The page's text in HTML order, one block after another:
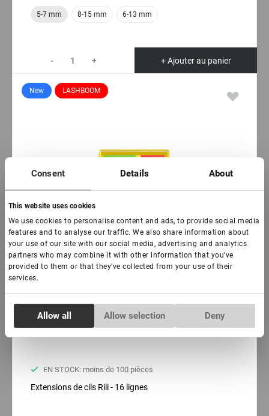
Consent Details About
This website uses cookies
We use cookies to personalise content and ads, to provide social media
features and to analyse our traffic. We also share information about
your use of our site with our social media, advertising and analytics
partners who may combine it with other information that you’ve
provided to them or that they’ve collected from your use of their
services.
Necessary
Allow all Allow selection Deny
5-7 mm 8-15 mm 6-13 mm
- + + Ajouter au panier
New LASHBOOM
EN STOCK: moins de 100 pièces
Extensions de cils Rili - 16 lignes